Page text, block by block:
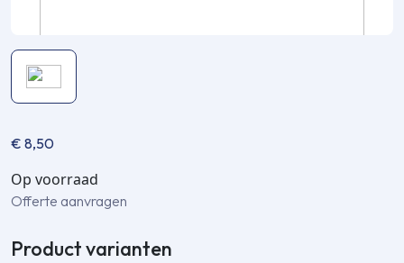
€ 8,50
Op voorraad
Offerte aanvragen
Product varianten